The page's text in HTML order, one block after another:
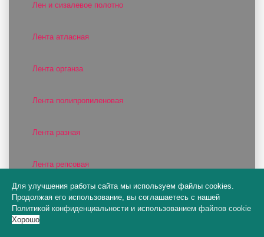
Лен и сизалевое полотно
Лента атласная
Лента органза
Лента полипропиленовая
Лента разная
Лента репсовая
Лента сатиновая
Для улучшения работы сайта мы используем файлы cookies.
Продолжая его использование, вы соглашаетесь с нашей
Политикой конфиденциальности и использованием файлов cookie
Хорошо